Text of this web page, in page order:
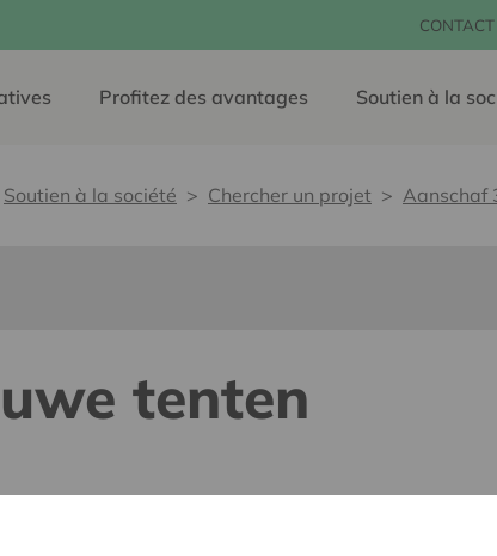
CONTACT
Profitez des avantages Soutien à la
Soutien à la société Chercher un projet Aanschaf
tenten
pour tous